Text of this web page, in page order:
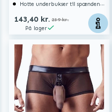
Hotte underbukser til spændende stunder
143,40 kr. 239 kr.
På lager